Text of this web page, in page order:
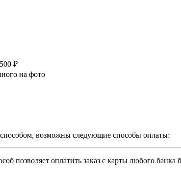
₽
на фото
возможны следующие способы оплаты:
позволяет оплатить заказ с карты любого